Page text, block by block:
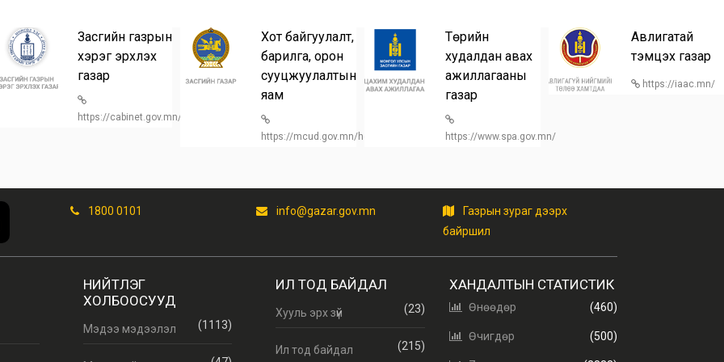
Засгийн газрын
хэрэг эрхлэх
газар
https://cabinet.gov.mn/
Хот байгуулалт,
барилга, орон
сууцжуулалтын
яам
https://mcud.gov.mn/home
Төрийн
худалдан авах
ажиллагааны
газар
https://www.spa.gov.mn/
Авлигатай
тэмцэх газар
https://iaac.mn/
1800 0101 info@gazar.gov.mn
Газрын зураг дээрх
байршил
НИЙТЛЭГ
ХОЛБООСУУД
Мэдээ мэдээлэл (1113)
ИЛ ТОД БАЙДАЛ
Хууль эрх зүй (23)
Ил тод байдал (215)
ХАНДАЛТЫН СТАТИСТИК
Өнөөдөр (460)
Өчигдөр (500)